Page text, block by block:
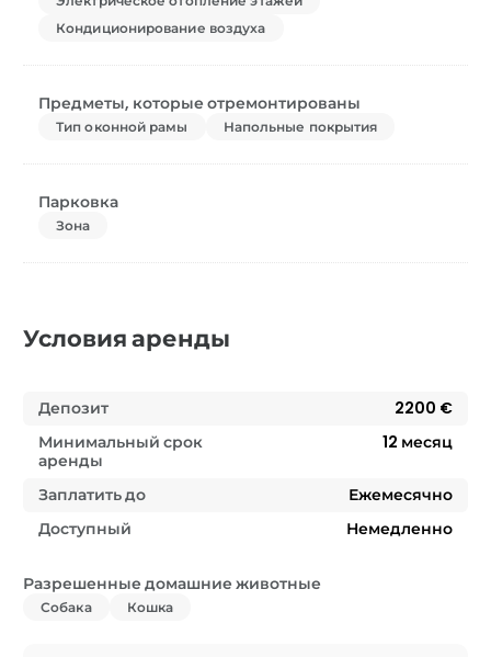
Кондиционирование воздуха
Предметы, которые отремонтированы
Тип оконной рамы Напольные покрытия
Парковка
Зона
Условия аренды
Депозит
2200 €
Минимальный срок
аренды
12 месяц
Заплатить до
Ежемесячно
Доступный
Немедленно
Разрешенные домашние животные
Собака Кошка